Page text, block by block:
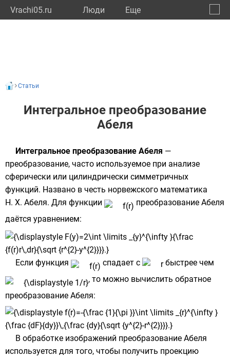
Vrachi05.ru Люди Eще
Статьи
Интегральное преобразование
Абеля
Интегральное преобразование Абеля —
преобразование, часто используемое при анализе
сферически или цилиндрически симметричных
функций. Названо в честь норвежского математика
Н. Х. Абеля. Для функции
преобразование Абеля
даётся уравнением:
Если функция спадает с
быстрее чем
, то можно вычислить обратное
преобразование Абеля:
В обработке изображений преобразование Абеля
используется для того, чтобы получить проекцию